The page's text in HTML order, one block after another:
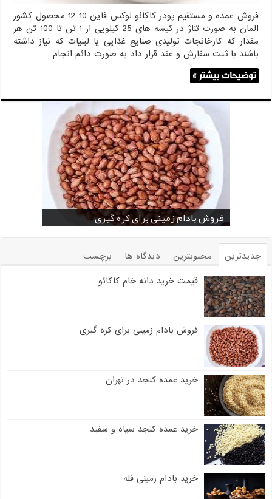
فروش عمده و مستقیم پودر کاکائو لوکس فاین 10-12 محصول کشور
المان به صورت تناژ در کیسه های 25 کیلویی از 1 تن تا 100 تن هر
مقدار که کارخانجات تولیدی صنایع غذایی یا لبنیات که نیاز داشته
باشند با ثبت سفارش و عقد قرار داد به صورت دائم انجام …
توضیحات بیشتر »
قیمت خرید دانه خام کاکائو
فروش بادام زمینی برای کره گیری
خرید عمده کنجد در تهران
خرید عمده کنجد سیاه و سفید
خرید بادام زمینی فله
خرید عمده کنجد سیاه
خرید عمده کنجد سفید
قیمت خرید کافی میت در کرمان
فروش انواع کنجد در یزد ( Sesame )
جدیدترین محبوبترین دیدگاه ها
برچسب
قیمت خرید دانه خام کاکائو
فروش بادام زمینی برای کره گیری
خرید عمده کنجد در تهران
خرید عمده کنجد سیاه و سفید
خرید بادام زمینی فله